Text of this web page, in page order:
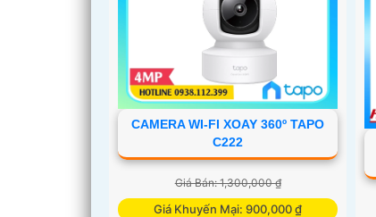
CAMERA WI-FI XOAY 360º TAPO
C222
Giá Bán: 1,300,000 ₫
Giá Khuyến Mại: 900,000 ₫